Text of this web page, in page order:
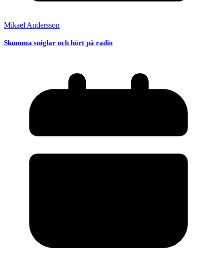
Mikael Andersson
Skumma sniglar och hört på radio